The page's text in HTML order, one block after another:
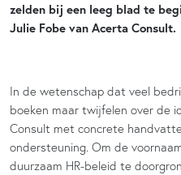
zelden bij een leeg blad te
Julie Fobe van Acerta Consult.
In de wetenschap dat veel
boeken maar twijfelen over de
Consult met concrete
ondersteuning. Om de
duurzaam HR-beleid te